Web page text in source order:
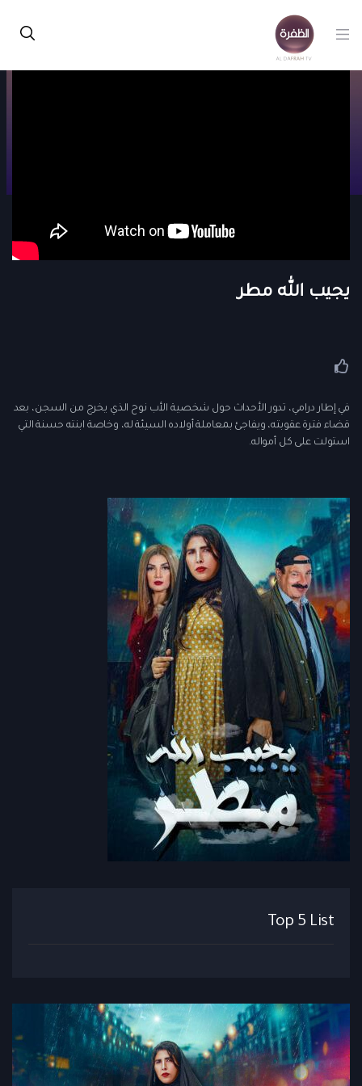
يجيب الله مطر
في إطار درامي، تدور الأحداث حول شخصية الأب نوح الذي يخرج من السجن، بعد
قضاء فترة عقوبته، ويفاجئ بمعاملة أولاده السيئة له، وخاصة ابنته حسنة التي
استولت على كل أمواله.
Top 5 List